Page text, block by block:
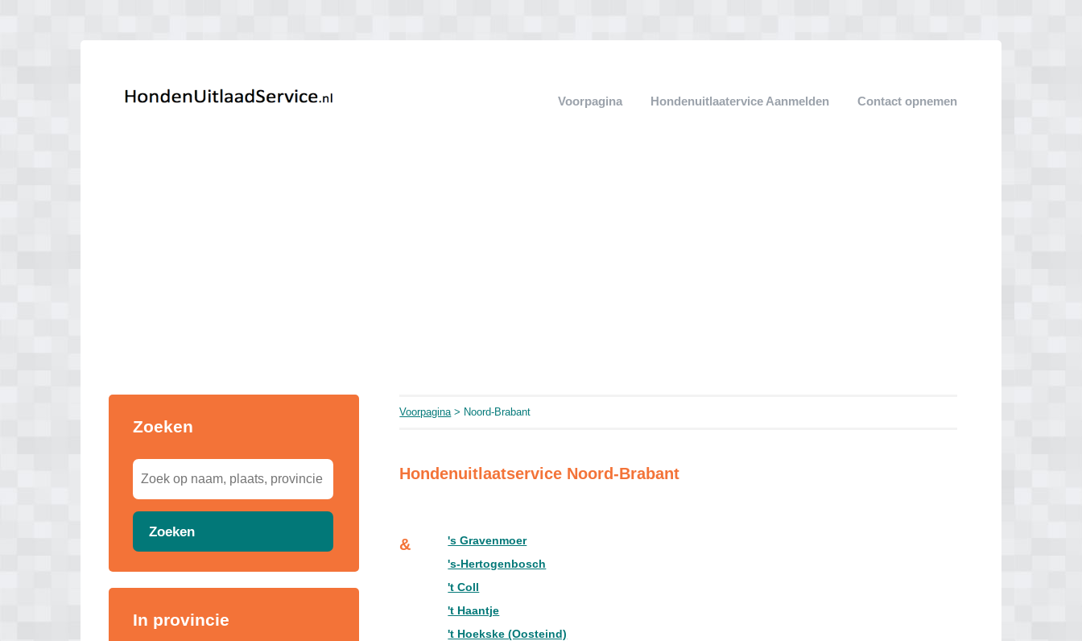
Voorpagina Hondenuitlaatervice Aanmelden Contact opnemen
Zoeken
Zoeken
In provincie
Voorpagina> Noord-Brabant
Hondenuitlaatservice Noord-Brabant
&
's Gravenmoer
's-Hertogenbosch
't Coll
't Haantje
't Hoekske (Oosteind)